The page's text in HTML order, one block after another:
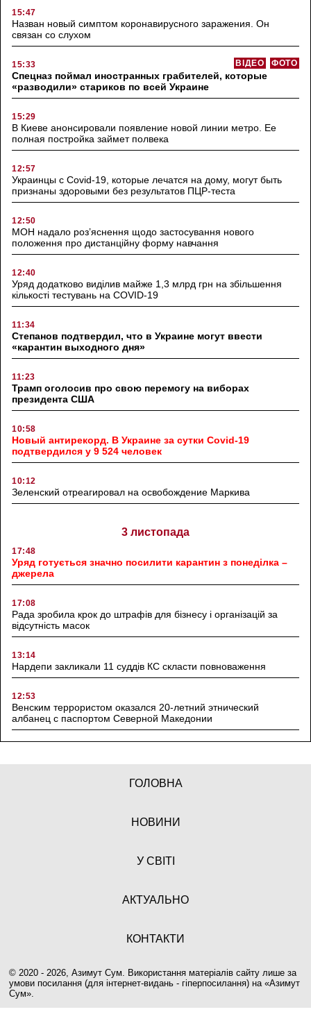
15:47
Назван новый симптом коронавирусного заражения. Он
связан со слухом
15:33 ФОТО
ВІДЕО
Спецназ поймал иностранных грабителей, которые
«разводили» стариков по всей Украине
15:29
В Киеве анонсировали появление новой линии метро. Ее
полная постройка займет полвека
12:57
Украинцы с Covid-19, которые лечатся на дому, могут быть
признаны здоровыми без результатов ПЦР-теста
12:50
МОН надало роз’яснення щодо застосування нового
положення про дистанційну форму навчання
12:40
Уряд додатково виділив майже 1,3 млрд грн на збільшення
кількості тестувань на COVID-19
11:34
Степанов подтвердил, что в Украине могут ввести
«карантин выходного дня»
11:23
Трамп оголосив про свою перемогу на виборах
президента США
10:58
Новый антирекорд. В Украине за сутки Covid-19
подтвердился у 9 524 человек
10:12
Зеленский отреагировал на освобождение Маркива
3 листопада
17:48
Уряд готується значно посилити карантин з понеділка –
джерела
17:08
Рада зробила крок до штрафів для бізнесу і організацій за
відсутність масок
13:14
Нардепи закликали 11 суддів КС скласти повноваження
12:53
Венским террористом оказался 20-летний этнический
албанец с паспортом Северной Македонии
ГОЛОВНА
НОВИНИ
У СВІТІ
АКТУАЛЬНО
КОНТАКТИ
© 2020 - 2026, Азимут Сум. Використання матеріалів сайту лише за
умови посилання (для інтернет-видань - гіперпосилання) на «Азимут
Сум».